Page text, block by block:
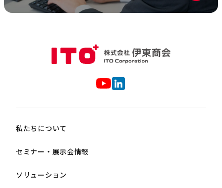
私たちについて
セミナー・展示会情報
ソリューション